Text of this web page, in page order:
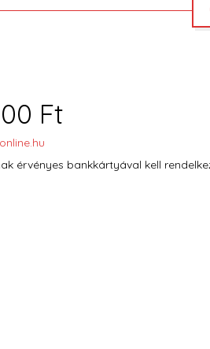
Ft
érvényes bankkártyával kell